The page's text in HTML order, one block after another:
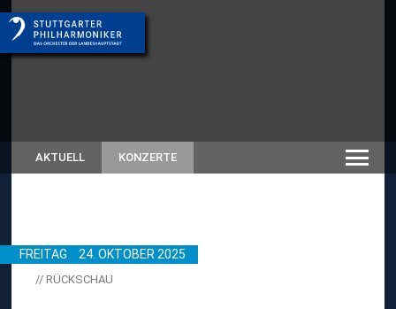
AKTUELL KONZERTE
FREITAG 24. OKTOBER 2025
// RÜCKSCHAU